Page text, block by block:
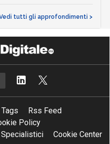
tutti gli approfondimenti >
Tags
Rss Feed
Policy
Specialistici
Cookie Center